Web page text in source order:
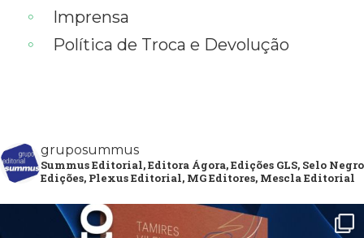
Imprensa
Política de Troca e Devolução
gruposummus
Summus Editorial, Editora Ágora, Edições GLS, Selo Negro
Edições, Plexus Editorial, MG Editores, Mescla Editorial